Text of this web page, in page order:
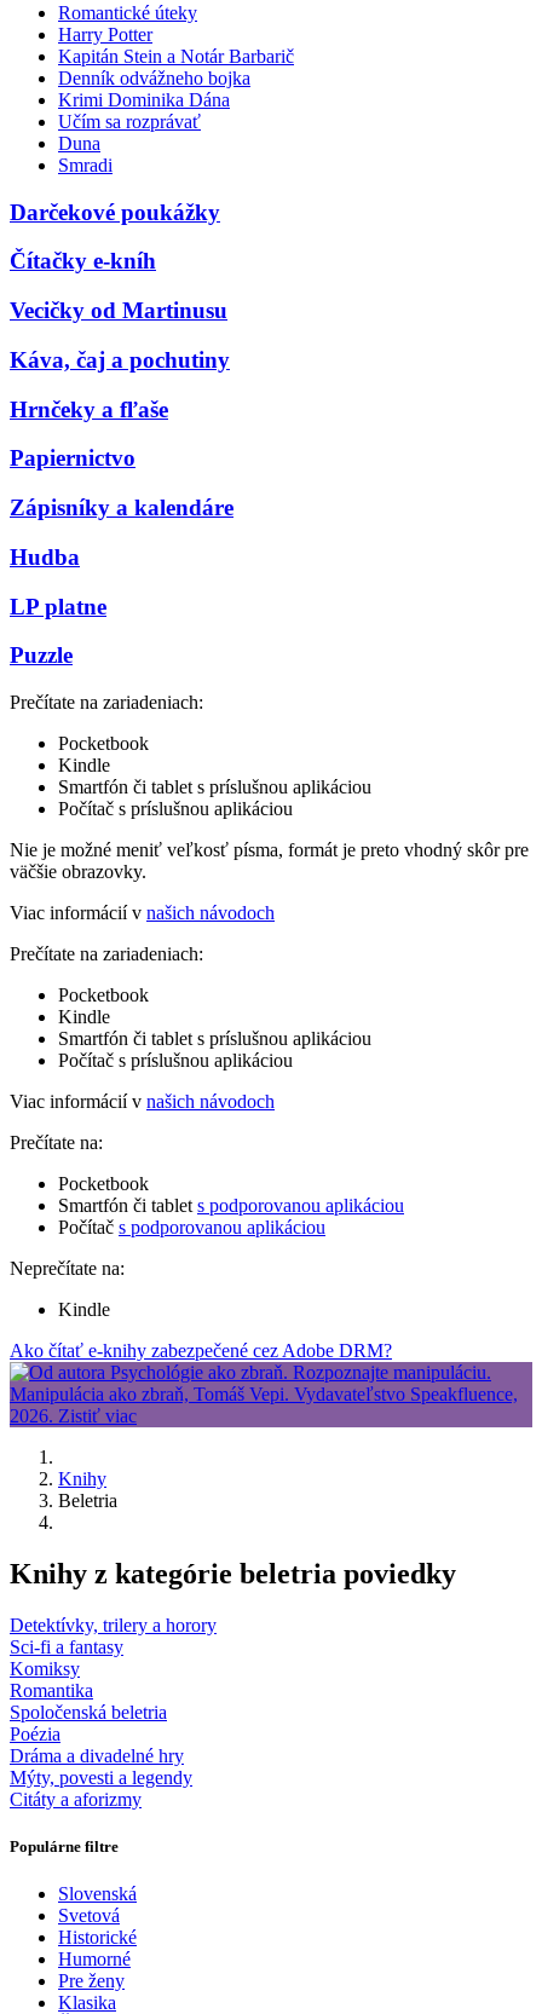
Romantické úteky
Harry Potter
Kapitán Stein a Notár Barbarič
Denník odvážneho bojka
Krimi Dominika Dána
Učím sa rozprávať
Duna
Smradi
Darčekové poukážky
Čítačky e-kníh
Vecičky od Martinusu
Káva, čaj a pochutiny
Hrnčeky a fľaše
Papiernictvo
Zápisníky a kalendáre
Hudba
LP platne
Puzzle
Prečítate na zariadeniach:
Pocketbook
Kindle
Smartfón či tablet s príslušnou aplikáciou
Počítač s príslušnou aplikáciou
Nie je možné meniť veľkosť písma, formát je preto vhodný skôr pre
väčšie obrazovky.
Viac informácií v našich návodoch
Prečítate na zariadeniach:
Pocketbook
Kindle
Smartfón či tablet s príslušnou aplikáciou
Počítač s príslušnou aplikáciou
Viac informácií v našich návodoch
Prečítate na:
Pocketbook
Smartfón či tablet s podporovanou aplikáciou
Počítač s podporovanou aplikáciou
Neprečítate na:
Kindle
Ako čítať e-knihy zabezpečené cez Adobe DRM?
Knihy
Beletria
Knihy z kategórie beletria poviedky
Detektívky, trilery a horory
Sci-fi a fantasy
Komiksy
Romantika
Spoločenská beletria
Poézia
Dráma a divadelné hry
Mýty, povesti a legendy
Citáty a aforizmy
Populárne filtre
Slovenská
Svetová
Historické
Humorné
Pre ženy
Klasika